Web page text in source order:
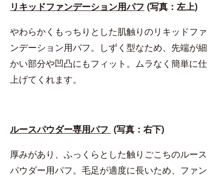
リキッドファンデーション用パフ (写真：左上)
やわらかくもっちりとした肌触りのリキッドファ
ンデーション用パフ。しずく型なため、先端が細
かい部分や凹凸にもフィット。ムラなく簡単に仕
上げてくれます。
ルースパウダー専用パフ (写真：右下)
厚みがあり、ふっくらとした触りごこちのルース
パウダー用パフ。毛足が適度に長いため、ファン